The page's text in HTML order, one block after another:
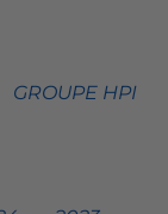
GROUPE HPI